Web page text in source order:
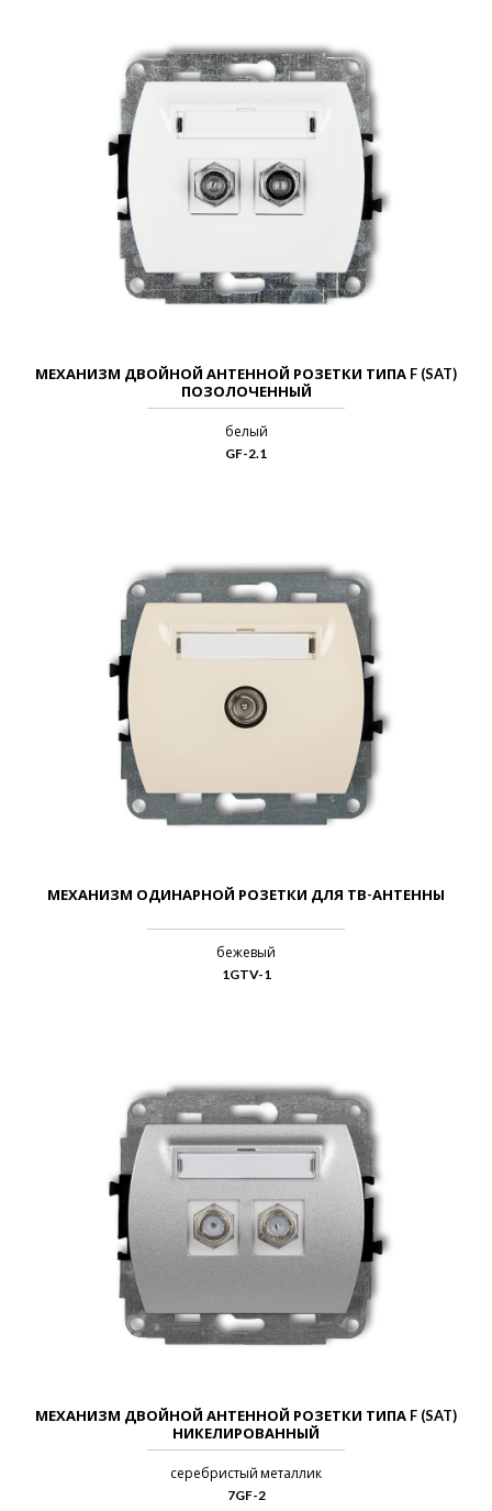
МЕХАНИЗМ ДВОЙНОЙ АНТЕННОЙ РОЗЕТКИ ТИПА F (SAT)
ПОЗОЛОЧЕННЫЙ
белый
GF-2.1
МЕХАНИЗМ ОДИНАРНОЙ РОЗЕТКИ ДЛЯ ТВ-АНТЕННЫ
бежевый
1GTV-1
МЕХАНИЗМ ДВОЙНОЙ АНТЕННОЙ РОЗЕТКИ ТИПА F (SAT)
НИКЕЛИРОВАННЫЙ
серебристый металлик
7GF-2